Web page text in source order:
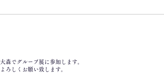
大森でグループ展に参加します。
よろしくお願い致します。